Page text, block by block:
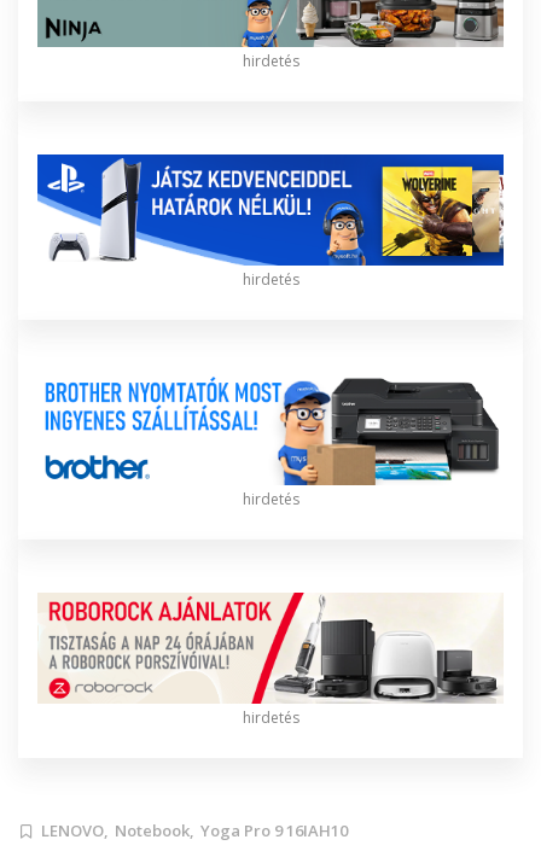
hirdetés
hirdetés
hirdetés
hirdetés
LENOVO, Notebook, Yoga Pro 9 16IAH10